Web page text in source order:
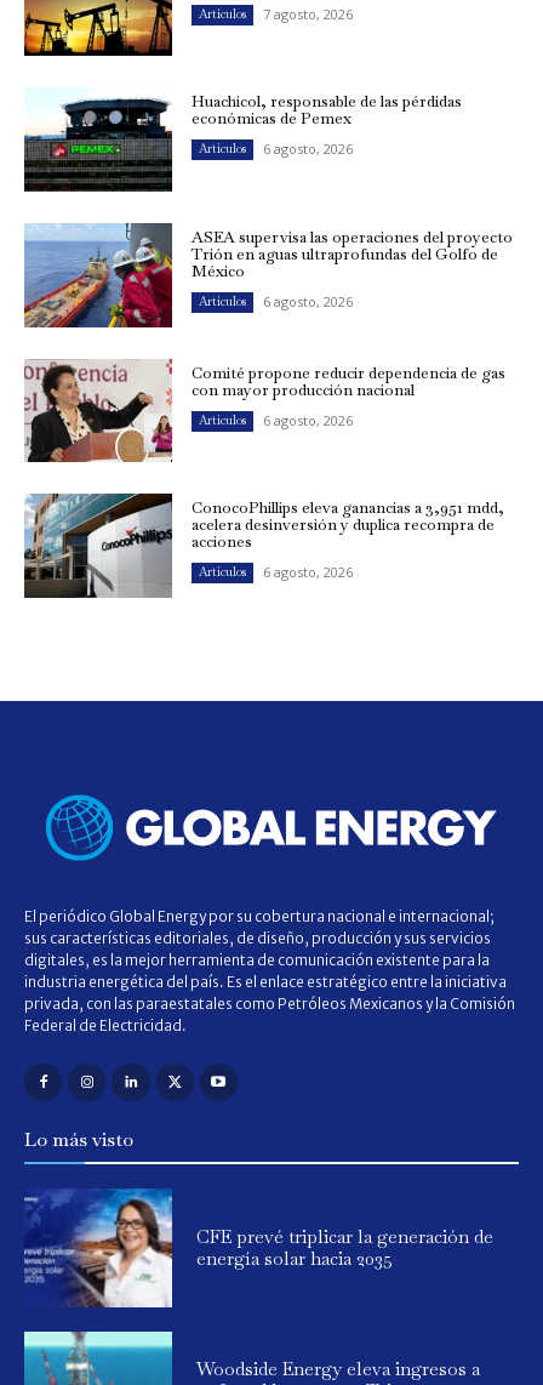
Artículos 7 agosto, 2026
Huachicol, responsable de las pérdidas
económicas de Pemex
Artículos 6 agosto, 2026
ASEA supervisa las operaciones del proyecto
Trión en aguas ultraprofundas del Golfo de
México
Artículos 6 agosto, 2026
Comité propone reducir dependencia de gas
con mayor producción nacional
Artículos 6 agosto, 2026
ConocoPhillips eleva ganancias a 3,951 mdd,
acelera desinversión y duplica recompra de
acciones
Artículos 6 agosto, 2026
El periódico Global Energy por su cobertura nacional e internacional;
sus características editoriales, de diseño, producción y sus servicios
digitales, es la mejor herramienta de comunicación existente para la
industria energética del país. Es el enlace estratégico entre la iniciativa
privada, con las paraestatales como Petróleos Mexicanos y la Comisión
Federal de Electricidad.
Lo más visto
CFE prevé triplicar la generación de
energía solar hacia 2035
Woodside Energy eleva ingresos a